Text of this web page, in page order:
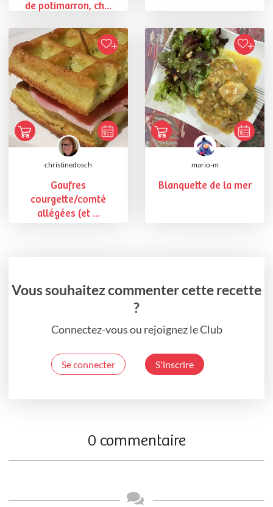
de potimarron, ch...
christinedosch
Gaufres
courgette/comté
allégées (et ...
mario-m
Blanquette de la mer
Vous souhaitez commenter cette recette
?
Connectez-vous ou rejoignez le Club
Se connecter S'inscrire
0 commentaire